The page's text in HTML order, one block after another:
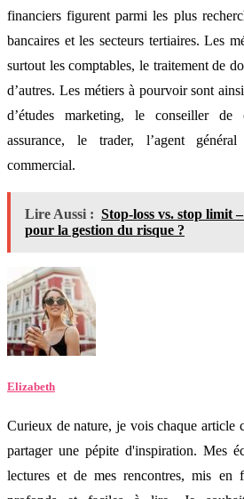
financiers figurent parmi les plus
bancaires et les secteurs tertiaires. Les
surtout les comptables, le traitement de
d’autres. Les métiers à pourvoir sont
d’études marketing, le conseiller
assurance, le trader, l’agent
commercial.
Lire Aussi : Stop-loss vs. stop limit
pour la gestion du risque ?
Elizabeth
Curieux de nature, je vois chaque article
partager une pépite d'inspiration. Mes
lectures et de mes rencontres, mis